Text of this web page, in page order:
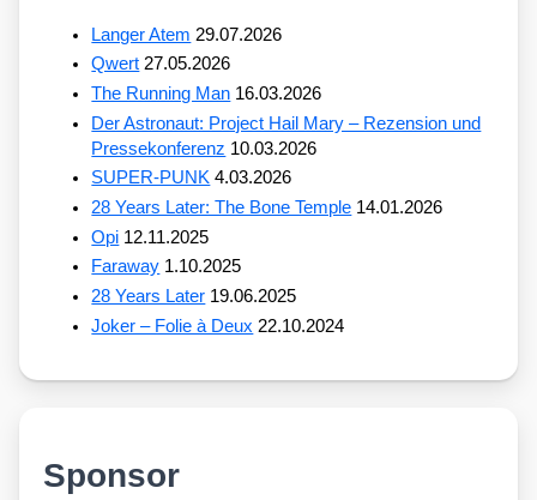
Langer Atem 29.07.2026
Qwert 27.05.2026
The Running Man 16.03.2026
Der Astronaut: Project Hail Mary – Rezension und
Pressekonferenz 10.03.2026
SUPER-PUNK 4.03.2026
28 Years Later: The Bone Temple 14.01.2026
Opi 12.11.2025
Faraway 1.10.2025
28 Years Later 19.06.2025
Joker – Folie à Deux 22.10.2024
Sponsor